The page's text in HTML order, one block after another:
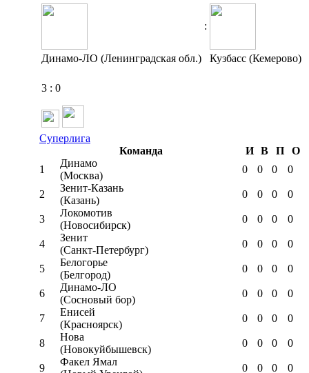
:
Динамо-ЛО (Ленинградская обл.) Кузбасс (Кемерово)
3 : 0
Суперлига
Команда
И В П
О
1
Динамо
(Москва)
0 0 0 0
2
Зенит-Казань
(Казань)
0 0 0 0
3
Локомотив
(Новосибирск)
0 0 0 0
4
Зенит
(Санкт-Петербург)
0 0 0 0
5
Белогорье
(Белгород)
0 0 0 0
6
Динамо-ЛО
(Сосновый бор)
0 0 0 0
7
Енисей
(Красноярск)
0 0 0 0
8
Нова
(Новокуйбышевск)
0 0 0 0
9
Факел Ямал
0 0 0 0